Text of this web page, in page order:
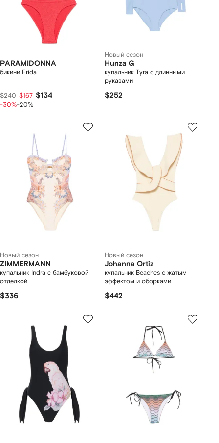
PARAMIDONNA
бикини Frida
$240 $167 $134
-30%-20%
Новый сезон
Hunza G
купальник Tyra с длинными
рукавами
$252
Новый сезон
ZIMMERMANN
купальник Indra с бамбуковой
отделкой
$336
Новый сезон
Johanna Ortiz
купальник Beaches с жатым
эффектом и оборками
$442